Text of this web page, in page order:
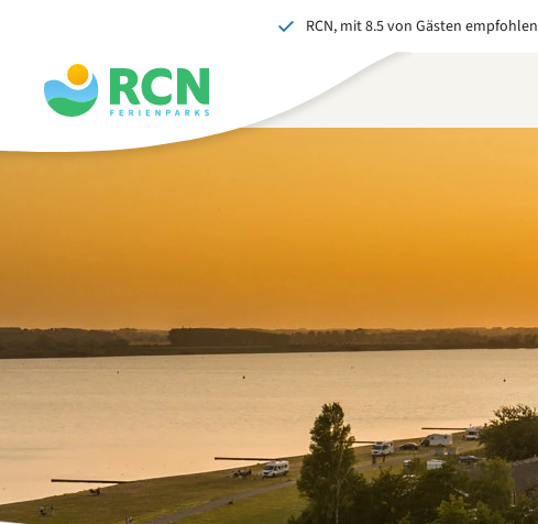
springen
springen
springen
RCN, mit 8.5 von Gästen empfohlen